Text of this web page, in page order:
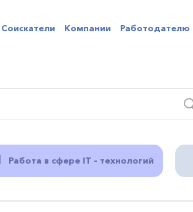
Соискатели Компании Работодателю
Работа в сфере IT - технологий